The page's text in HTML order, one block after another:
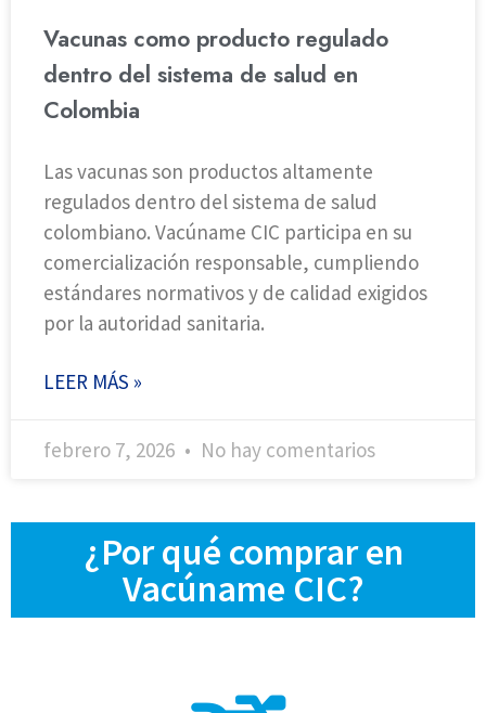
Vacunas como producto regulado
dentro del sistema de salud en
Colombia
Las vacunas son productos altamente
regulados dentro del sistema de salud
colombiano. Vacúname CIC participa en su
comercialización responsable, cumpliendo
estándares normativos y de calidad exigidos
por la autoridad sanitaria.
LEER MÁS »
febrero 7, 2026 No hay comentarios
¿Por qué comprar en
Vacúname CIC?